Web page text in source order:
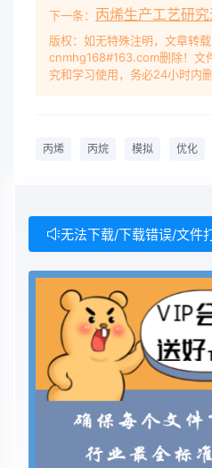
建立丙烯精馏系统实际工
料负荷、进料去裂解炉聚
丙烯产品产量和循环丙烷带
塔顶丙烯产品纯度和循环
进行寻随着节能降耗工作的
且气相原料通道由开车初期
简介1流程简介加至目前的
组分增多,中国石油兰州石
特别是在满负荷下投用IPG
司)460kta乙烯装置丙烯精
烷含量较高。受外界干扰,
馏塔(605E1)和Ⅰ号丙烯精
中的丙烯含量为82%~93%,
化,影响丙烯精
有137块塔馏塔的稳定操作
(601D)的进料(99.9%为碳
下一条： 丙烯生产工艺研
版权：如无特殊注明，文章转
cnmhg168#163.com删除！文
究和学习使用，务必24小时内删
丙烯 丙烷 模拟 优化
无法下载/下载错误/文件